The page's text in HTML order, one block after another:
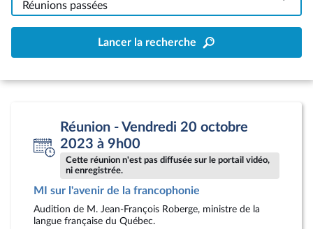
Réunions passées
Lancer la recherche
Réunion - Vendredi 20 octobre
2023 à 9h00
Cette réunion n'est pas diffusée sur le portail vidéo,
ni enregistrée.
MI sur l'avenir de la francophonie
Audition de M. Jean-François Roberge, ministre de la
langue française du Québec.